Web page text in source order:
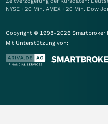
NYSE +20 Min. AMEX +20 Min. Dow
Copyright © 1998-2026 Smartbroker
Mit Unterstützung von: